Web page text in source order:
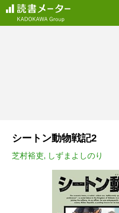
シートン動物戦記2
芝村裕吏, しずまよしのり